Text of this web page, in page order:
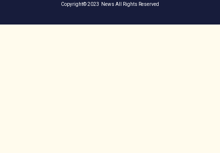
Copyright© 2023 News All Rights Reserved